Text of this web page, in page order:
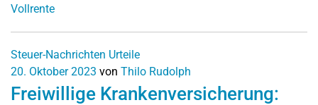
Vollrente
Steuer-Nachrichten Urteile
20. Oktober 2023 von Thilo Rudolph
Freiwillige Krankenversicherung: